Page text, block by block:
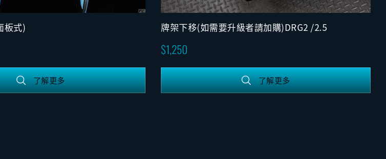
板式)
了解更多
牌架下移(如需要升級者請加購)DRG2 /2.5
1,250
了解更多